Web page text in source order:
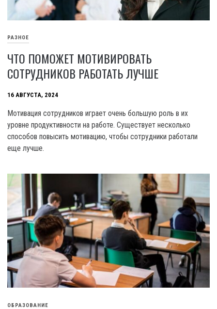
РАЗНОЕ
ЧТО ПОМОЖЕТ МОТИВИРОВАТЬ
СОТРУДНИКОВ РАБОТАТЬ ЛУЧШЕ
16 АВГУСТА, 2024
Мотивация сотрудников играет очень большую роль в их
уровне продуктивности на работе. Существует несколько
способов повысить мотивацию, чтобы сотрудники работали
еще лучше.
ОБРАЗОВАНИЕ